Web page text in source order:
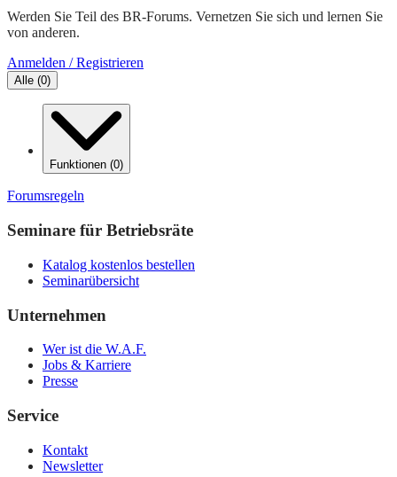
Werden Sie Teil des BR-Forums. Vernetzen Sie sich und lernen Sie
von anderen.
Anmelden / Registrieren
Alle (0)
Funktionen (0)
Forumsregeln
Seminare für Betriebsräte
Katalog kostenlos bestellen
Seminarübersicht
Unternehmen
Wer ist die W.A.F.
Jobs & Karriere
Presse
Service
Kontakt
Newsletter